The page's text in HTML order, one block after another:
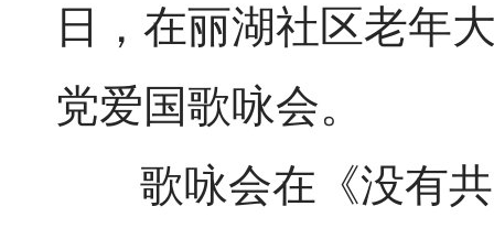
日，在丽湖社区老年
党爱国歌咏会。
歌咏会在《没有共